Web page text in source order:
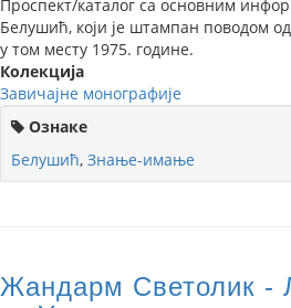
Проспект/каталог са основним
Белушић, који је штампан поводом
у том месту 1975. године.
Колекција
Завичајне монографије
Ознаке
Белушић, Знање-имање
Жандарм Светолик -